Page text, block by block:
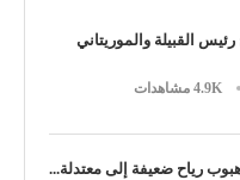
القبيلة والموريتاني
4.9K مشاهدات
رياح ضعيفة إلى معتدلة...